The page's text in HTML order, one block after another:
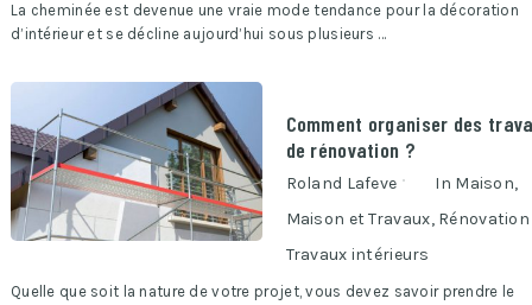
La cheminée est devenue une vraie mode tendance pour la décoration
d’intérieur et se décline aujourd’hui sous plusieurs …
Comment organiser des
de rénovation ?
Roland Lafeve In Maison,
Maison et Travaux,
Travaux intérieurs
Quelle que soit la nature de votre projet, vous devez savoir prendre le